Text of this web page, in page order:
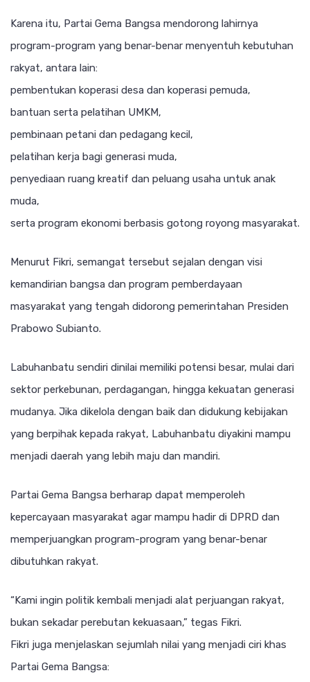
Karena itu, Partai Gema Bangsa mendorong lahirnya
program-program yang benar-benar menyentuh kebutuhan
rakyat, antara lain:
pembentukan koperasi desa dan koperasi pemuda,
bantuan serta pelatihan UMKM,
pembinaan petani dan pedagang kecil,
pelatihan kerja bagi generasi muda,
penyediaan ruang kreatif dan peluang usaha untuk anak
muda,
serta program ekonomi berbasis gotong royong masyarakat.
Menurut Fikri, semangat tersebut sejalan dengan visi
kemandirian bangsa dan program pemberdayaan
masyarakat yang tengah didorong pemerintahan Presiden
Prabowo Subianto.
Labuhanbatu sendiri dinilai memiliki potensi besar, mulai dari
sektor perkebunan, perdagangan, hingga kekuatan generasi
mudanya. Jika dikelola dengan baik dan didukung kebijakan
yang berpihak kepada rakyat, Labuhanbatu diyakini mampu
menjadi daerah yang lebih maju dan mandiri.
Partai Gema Bangsa berharap dapat memperoleh
kepercayaan masyarakat agar mampu hadir di DPRD dan
memperjuangkan program-program yang benar-benar
dibutuhkan rakyat.
“Kami ingin politik kembali menjadi alat perjuangan rakyat,
bukan sekadar perebutan kekuasaan,” tegas Fikri.
Fikri juga menjelaskan sejumlah nilai yang menjadi ciri khas
Partai Gema Bangsa: